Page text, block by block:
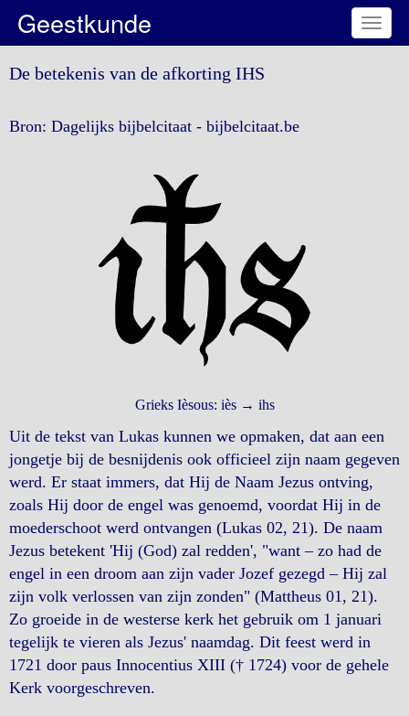
Toggle
Geestkunde
De betekenis van de afkorting IHS
Bron: Dagelijks bijbelcitaat - bijbelcitaat.be
Grieks Ièsous: iès → ihs
Uit de tekst van Lukas kunnen we opmaken, dat aan een
jongetje bij de besnijdenis ook officieel zijn naam gegeven
werd. Er staat immers, dat Hij de Naam Jezus ontving,
zoals Hij door de engel was genoemd, voordat Hij in de
moederschoot werd ontvangen (Lukas 02, 21). De naam
Jezus betekent 'Hij (God) zal redden', "want – zo had de
engel in een droom aan zijn vader Jozef gezegd – Hij zal
zijn volk verlossen van zijn zonden" (Mattheus 01, 21).
Zo groeide in de westerse kerk het gebruik om 1 januari
tegelijk te vieren als Jezus' naamdag. Dit feest werd in
1721 door paus Innocentius XIII († 1724) voor de gehele
Kerk voorgeschreven.